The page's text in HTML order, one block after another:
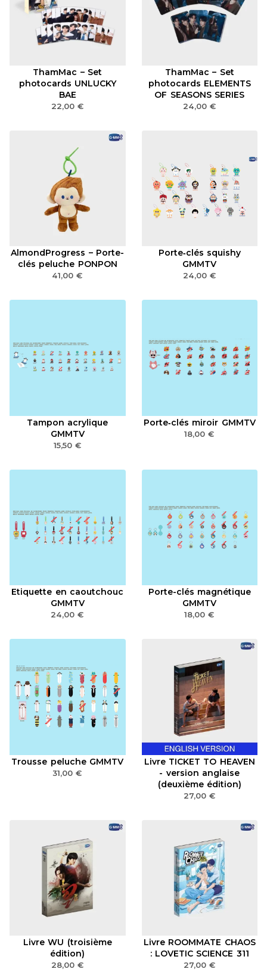
ThamMac – Set
photocards UNLUCKY
BAE
22,00 €
ThamMac – Set
photocards ELEMENTS
OF SEASONS SERIES
24,00 €
AlmondProgress – Porte-
clés peluche PONPON
41,00€
Porte‑clés squishy
GMMTV
24,00 €
Tampon acrylique
GMMTV
15,50 €
Porte‑clés miroir GMMTV
18,00€
Etiquette en caoutchouc
GMMTV
24,00€
Porte-clés magnétique
GMMTV
18,00€
Trousse peluche GMMTV
31,00€
Livre TICKET TO HEAVEN
- version anglaise
(deuxième édition)
27,00 €
Livre WU (troisième
édition)
28,00 €
Livre ROOMMATE CHAOS
: LOVETIC SCIENCE 311
27,00 €